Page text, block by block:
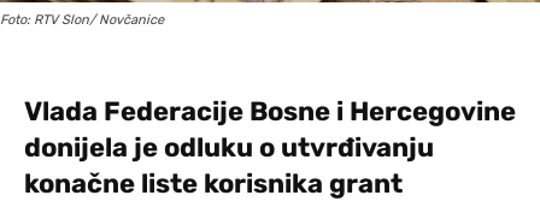
Foto: RTV Slon/ Novčanice
Vlada Federacije Bosne i Hercegovine
donijela je odluku o utvrđivanju
konačne liste korisnika grant